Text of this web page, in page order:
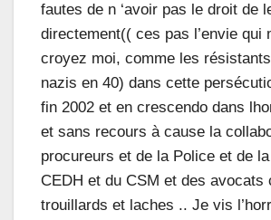
fautes de n ‘avoir pas le droit de
directement(( ces pas l’envie qui
croyez moi, comme les
nazis en 40) dans cette
fin 2002 et en crescendo dans
et sans recours à cause la
procureurs et de la Police et de
CEDH et du CSM et des avocats
trouillards et laches .. Je vis